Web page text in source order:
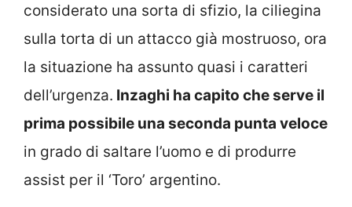
considerato una sorta di sfizio, la ciliegina
sulla torta di un attacco già mostruoso, ora
la situazione ha assunto quasi i caratteri
dell’urgenza. Inzaghi ha capito che serve il
prima possibile una seconda punta veloce
in grado di saltare l’uomo e di produrre
assist per il ‘Toro’ argentino.